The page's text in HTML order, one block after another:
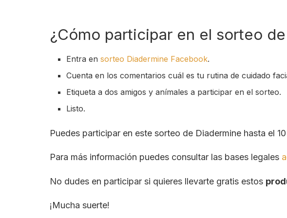
¿Cómo participar en el sorteo
Entra ensorteo Diadermine Facebook.
Cuenta en los comentarios cuál es tu rutina de cuidado
Etiqueta a dos amigos y anímales a participar en el sorteo.
Listo.
Puedes participar en este sorteo de Diadermine hasta el
Para más información puedes consultar las bases legales
No dudes en participar si quieres llevarte gratis estos
¡Mucha suerte!